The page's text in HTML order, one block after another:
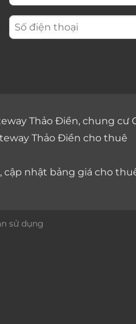
Thảo Điền, chung cư
Thảo Điền cho thuê
nhật bảng giá cho
sử dụng